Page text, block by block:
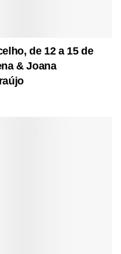
de 12 a 15 de
& Joana